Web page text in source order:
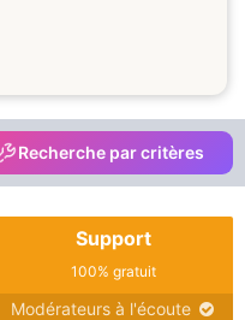
Recherche par critères
Support
100% gratuit
Modérateurs à l'écoute